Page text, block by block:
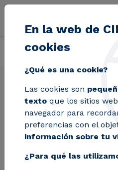
Pasar al contenido principal
Soluciones
y
Garantiza la fiabilidad y
En la web de
cookies
¿Qué es una cookie?
Las cookies son
texto que los sitios
navegador para
preferencias con el
información sobre tu
¿Para qué las